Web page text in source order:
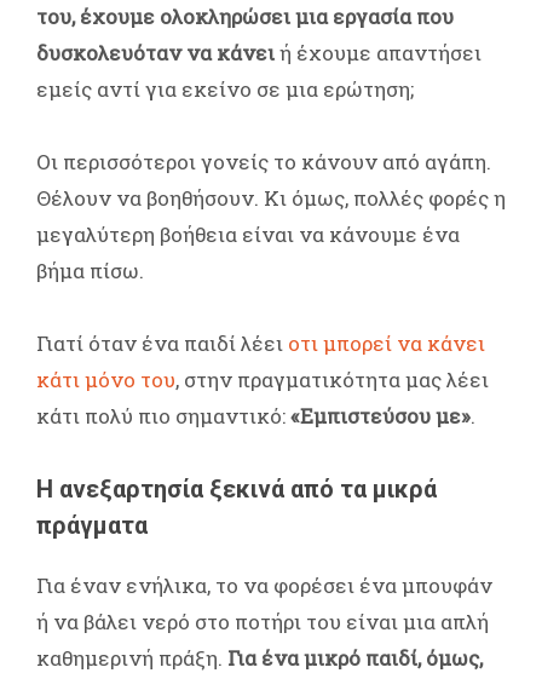
του, έχουμε ολοκληρώσει μια εργασία που
δυσκολευόταν να κάνειή έχουμε απαντήσει
εμείς αντί για εκείνο σε μια ερώτηση;
Οι περισσότεροι γονείς το κάνουν από αγάπη.
Θέλουν να βοηθήσουν. Κι όμως, πολλές φορές η
μεγαλύτερη βοήθεια είναι να κάνουμε ένα
βήμα πίσω.
Γιατί όταν ένα παιδί λέει οτι μπορεί να κάνει
κάτι μόνο του, στην πραγματικότητα μας λέει
κάτι πολύ πιο σημαντικό:«Εμπιστεύσου με».
Η ανεξαρτησία ξεκινά από τα μικρά
πράγματα
Για έναν ενήλικα, το να φορέσει ένα μπουφάν
ή να βάλει νερό στο ποτήρι του είναι μια απλή
καθημερινή πράξη. Για ένα μικρό παιδί, όμως,